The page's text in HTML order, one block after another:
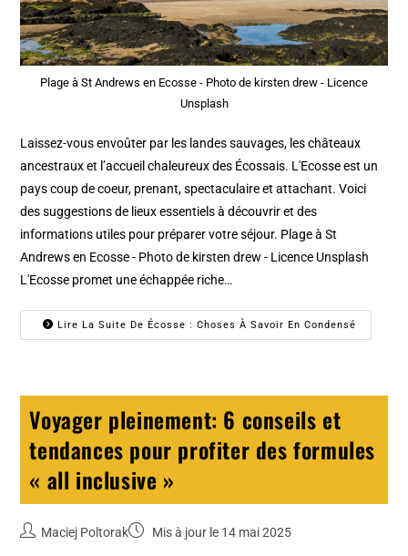
Plage à St Andrews en Ecosse - Photo de kirsten drew - Licence
Unsplash
Laissez-vous envoûter par les landes sauvages, les châteaux
ancestraux et l’accueil chaleureux des Écossais. L'Ecosse est un
pays coup de coeur, prenant, spectaculaire et attachant. Voici
des suggestions de lieux essentiels à découvrir et des
informations utiles pour préparer votre séjour. Plage à St
Andrews en Ecosse - Photo de kirsten drew - Licence Unsplash
L'Ecosse promet une échappée riche…
Lire La Suite De Écosse : Choses À Savoir En Condensé
Voyager pleinement: 6 conseils et
tendances pour profiter des formules
« all inclusive »
Maciej Poltorak Mis à jour le 14 mai 2025